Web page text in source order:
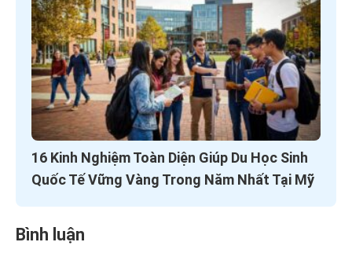
16 Kinh Nghiệm Toàn Diện Giúp Du Học Sinh
Quốc Tế Vững Vàng Trong Năm Nhất Tại Mỹ
Bình luận